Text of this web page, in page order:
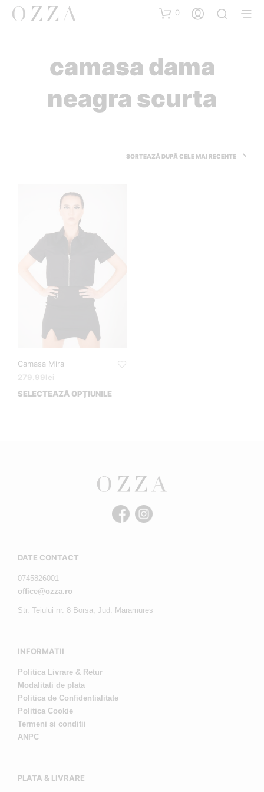
0
camasa dama
neagra scurta
Camasa Mira
279.99lei
SELECTEAZĂ OPȚIUNILE
DATE CONTACT
0745826001
office@ozza.ro
Str. Teiului nr. 8 Borsa, Jud. Maramures
INFORMATII
Politica Livrare & Retur
Modalitati de plata
Politica de Confidentialitate
Politica Cookie
Termeni si conditii
ANPC
PLATA & LIVRARE